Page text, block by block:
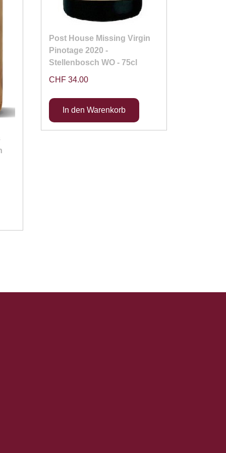
Post House Missing Virgin
Pinotage 2020 -
Stellenbosch WO - 75cl
CHF 34.00